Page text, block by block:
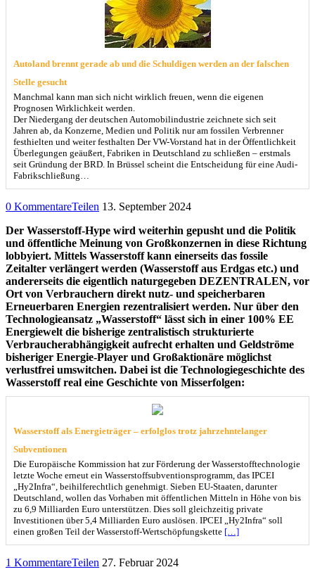
Autoland brennt gerade ab und die Schuldigen werden an der falschen
Stelle gesucht
Manchmal kann man sich nicht wirklich freuen, wenn die eigenen
Prognosen Wirklichkeit werden.
Der Niedergang der deutschen Automobilindustrie zeichnete sich seit
Jahren ab, da Konzerne, Medien und Politik nur am fossilen Verbrenner
festhielten und weiter festhalten Der VW-Vorstand hat in der Öffentlichkeit
Überlegungen geäußert, Fabriken in Deutschland zu schließen – erstmals
seit Gründung der BRD. In Brüssel scheint die Entscheidung für eine Audi-
Fabrikschließung…
0 KommentareTeilen 13. September 2024
Der Wasserstoff-Hype wird weiterhin gepusht und die Politik
und öffentliche Meinung von Großkonzernen in diese Richtung
lobbyiert. Mittels Wasserstoff kann einerseits das fossile
Zeitalter verlängert werden (Wasserstoff aus Erdgas etc.) und
andererseits die eigentlich naturgegeben DEZENTRALEN, vor
Ort von Verbrauchern direkt nutz- und speicherbaren
Erneuerbaren Energien rezentralisiert werden. Nur über den
Technologieansatz „Wasserstoff“ lässt sich in einer 100% EE
Energiewelt die bisherige zentralistisch strukturierte
Verbraucherabhängigkeit aufrecht erhalten und Geldströme
bisheriger Energie-Player und Großaktionäre möglichst
verlustfrei umswitchen. Dabei ist die Technologiegeschichte des
Wasserstoff real eine Geschichte von Misserfolgen:
Wasserstoff als Energieträger – erfolglos trotz jahrzehntelanger
Subventionen
Die Europäische Kommission hat zur Förderung der Wasserstofftechnologie
letzte Woche erneut ein Wasserstoffsubventionsprogramm, das IPCEI
„Hy2Infra“, beihilferechtlich genehmigt. Sieben EU-Staaten, darunter
Deutschland, wollen das Vorhaben mit öffentlichen Mitteln in Höhe von bis
zu 6,9 Milliarden Euro unterstützen. Dies soll gleichzeitig private
Investitionen über 5,4 Milliarden Euro auslösen. IPCEI „Hy2Infra“ soll
einen großen Teil der Wasserstoff-Wertschöpfungskette […]
1 KommentareTeilen 27. Februar 2024